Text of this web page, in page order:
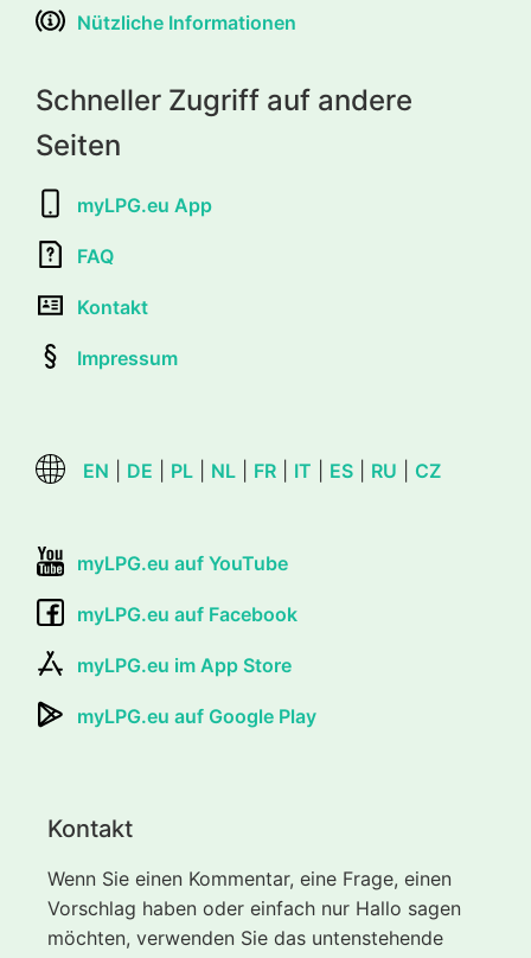
Nützliche Informationen
Schneller Zugriff auf andere
Seiten
myLPG.eu App
FAQ
Kontakt
Impressum
EN DE PL NL FR IT ES RU CZ
myLPG.eu auf YouTube
myLPG.eu auf Facebook
myLPG.eu im App Store
myLPG.eu auf Google Play
Kontakt
Wenn Sie einen Kommentar, eine Frage, einen
Vorschlag haben oder einfach nur Hallo sagen
möchten, verwenden Sie das untenstehende